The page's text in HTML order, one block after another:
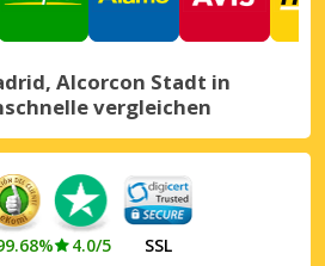
Alcorcon Stadt in
vergleichen
4.0/5 SSL